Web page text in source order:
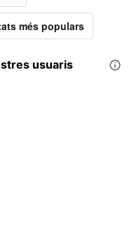
més populars
usuaris